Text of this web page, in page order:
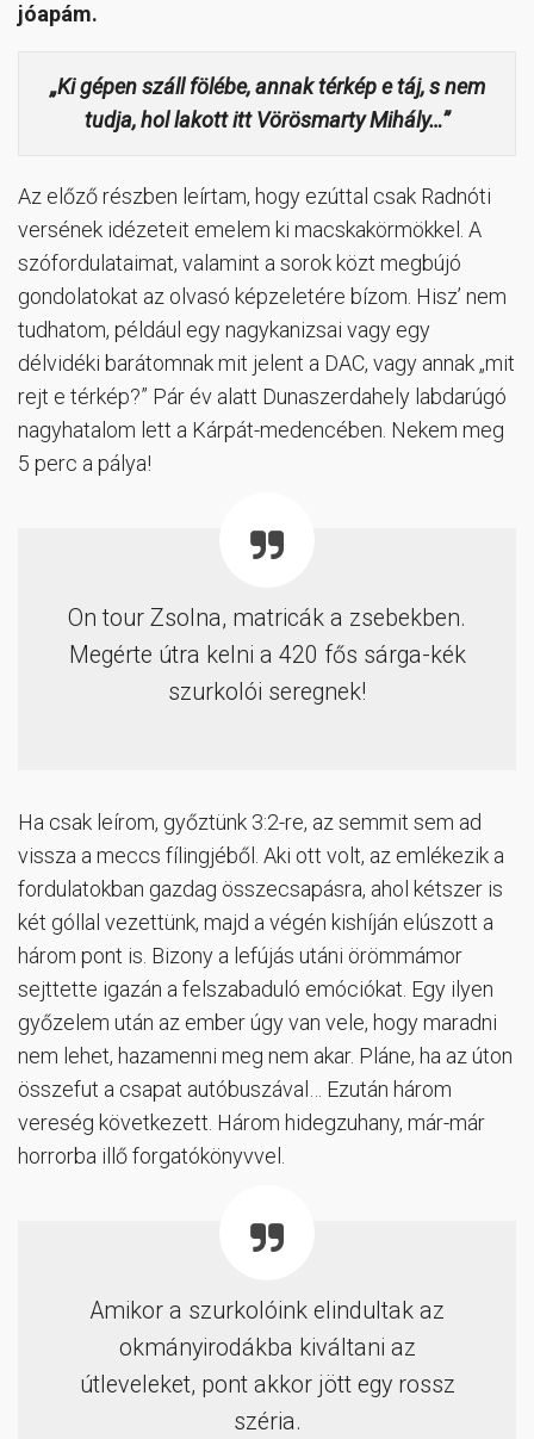
jóapám.
„Ki gépen száll fölébe, annak térkép e táj, s nem
tudja, hol lakott itt Vörösmarty Mihály…”
Az előző részben leírtam, hogy ezúttal csak Radnóti
versének idézeteit emelem ki macskakörmökkel. A
szófordulataimat, valamint a sorok közt megbújó
gondolatokat az olvasó képzeletére bízom. Hisz’ nem
tudhatom, például egy nagykanizsai vagy egy
délvidéki barátomnak mit jelent a DAC, vagy annak „mit
rejt e térkép?” Pár év alatt Dunaszerdahely labdarúgó
nagyhatalom lett a Kárpát-medencében. Nekem meg
5 perc a pálya!
On tour Zsolna, matricák a zsebekben.
Megérte útra kelni a 420 fős sárga-kék
szurkolói seregnek!
Ha csak leírom, győztünk 3:2-re, az semmit sem ad
vissza a meccs fílingjéből. Aki ott volt, az emlékezik a
fordulatokban gazdag összecsapásra, ahol kétszer is
két góllal vezettünk, majd a végén kishíján elúszott a
három pont is. Bizony a lefújás utáni örömmámor
sejttette igazán a felszabaduló emóciókat. Egy ilyen
győzelem után az ember úgy van vele, hogy maradni
nem lehet, hazamenni meg nem akar. Pláne, ha az úton
összefut a csapat autóbuszával… Ezután három
vereség következett. Három hidegzuhany, már-már
horrorba illő forgatókönyvvel.
Amikor a szurkolóink elindultak az
okmányirodákba kiváltani az
útleveleket, pont akkor jött egy rossz
széria.